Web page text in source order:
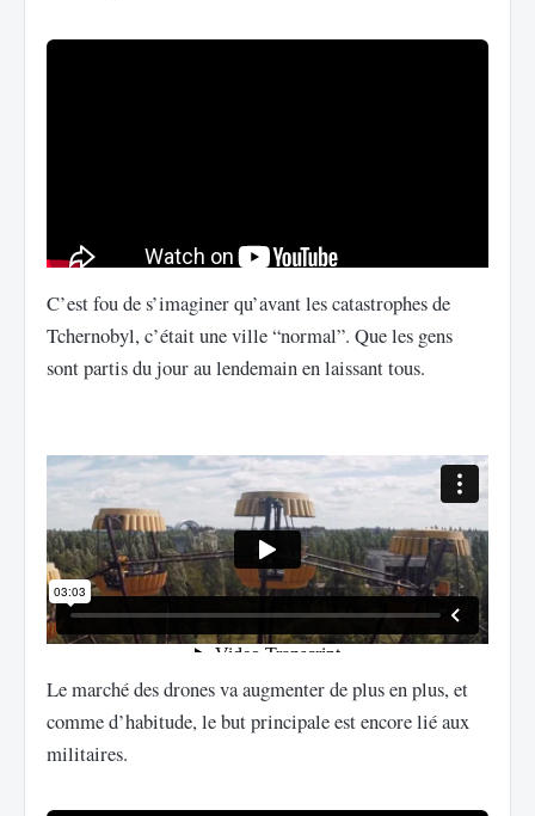
C’est fou de s’imaginer qu’avant les catastrophes de
Tchernobyl, c’était une ville “normal”. Que les gens
sont partis du jour au lendemain en laissant tous.
Le marché des drones va augmenter de plus en plus, et
comme d’habitude, le but principale est encore lié aux
militaires.